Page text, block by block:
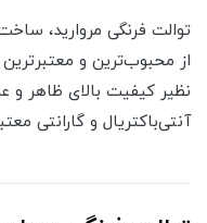
توالت فرنگی مروارید،
از محبوب‌ترین و معتبرترین
نظیر کیفیت بالای ظاهر و
آنتی‌باکتریال و گارانتی